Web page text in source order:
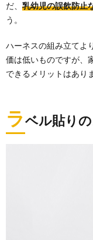
だ、 乳幼児の誤飲防止
う。
ハーネスの組み立てよ
価は低いものですが、
できるメリットはあり
ラベル貼り